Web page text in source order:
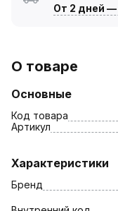
От 2 дней —
О товаре
Основные
Код товара
Артикул
Характеристики
Бренд